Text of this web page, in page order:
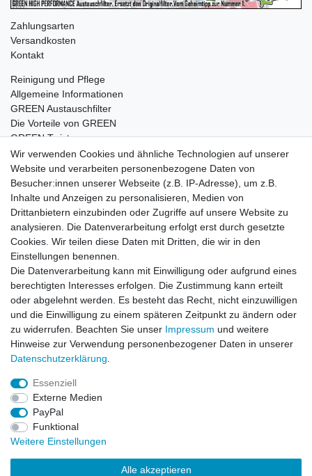
Zahlungsarten
Versandkosten
Kontakt
Reinigung und Pflege
Allgemeine Informationen
GREEN Austauschfilter
Die Vorteile von GREEN
GREEN Twister
Impressum Daten­schutz­erklärung AGB
Barrierefreiheitserklärung Widerrufs­recht
Vertrag widerrufen Kontakt
© Copyright 2026 | Alle Rechte vorbehalten.
Wir verwenden Cookies und ähnliche Technologien auf unserer
Website und verarbeiten personenbezogene Daten von
Besucher:innen unserer Webseite (z.B. IP-Adresse), um z.B.
Inhalte und Anzeigen zu personalisieren, Medien von
Drittanbietern einzubinden oder Zugriffe auf unsere Website zu
analysieren. Die Datenverarbeitung erfolgt erst durch gesetzte
Cookies. Wir teilen diese Daten mit Dritten, die wir in den
Einstellungen benennen.
Die Datenverarbeitung kann mit Einwilligung oder aufgrund eines
berechtigten Interesses erfolgen. Die Zustimmung kann erteilt
oder abgelehnt werden. Es besteht das Recht, nicht einzuwilligen
und die Einwilligung zu einem späteren Zeitpunkt zu ändern oder
zu widerrufen. Beachten Sie unser Impressum und weitere
Hinweise zur Verwendung personenbezogener Daten in unserer
Daten­schutz­erklärung
Essenziell
Externe Medien
PayPal
Funktional
Weitere Einstellungen
Alle akzeptieren